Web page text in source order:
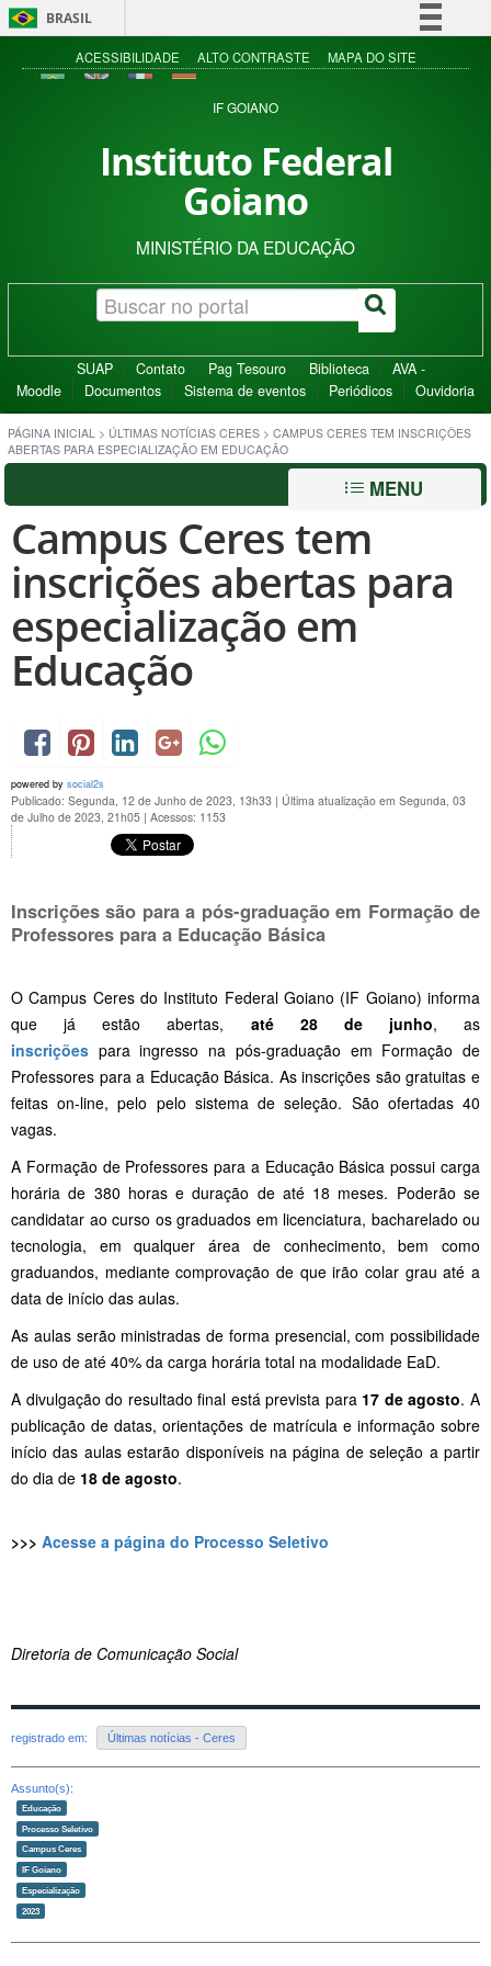
BRASIL
Simplifique!
Acesso à informação
ACESSIBILIDADE ALTO CONTRASTE MAPA DO SITE
IF GOIANO
Instituto Federal
Goiano
MINISTÉRIO DA EDUCAÇÃO
SUAP Contato Pag Tesouro Biblioteca
AVA -
Moodle
Documentos Sistema de eventos Periódicos Ouvidoria
PÁGINA INICIAL > ÚLTIMAS NOTÍCIAS CERES > CAMPUS CERES TEM INSCRIÇÕES
ABERTAS PARA ESPECIALIZAÇÃO EM EDUCAÇÃO
MENU
Campus Ceres tem
inscrições abertas para
especialização em
Educação
powered by social2s
Publicado: Segunda, 12 de Junho de 2023, 13h33 | Última atualização em Segunda, 03
de Julho de 2023, 21h05 | Acessos: 1153
Inscrições são para a pós-graduação em Formação de
Professores para a Educação Básica
O Campus Ceres do Instituto Federal Goiano (IF Goiano) informa
que já estão abertas, até 28 de junho, as
inscrições para ingresso na pós-graduação em Formação de
Professores para a Educação Básica. As inscrições são gratuitas e
feitas on-line, pelo pelo sistema de seleção. São ofertadas 40
vagas.
A Formação de Professores para a Educação Básica possui carga
horária de 380 horas e duração de até 18 meses. Poderão se
candidatar ao curso os graduados em licenciatura, bacharelado ou
tecnologia, em qualquer área de conhecimento, bem como
graduandos, mediante comprovação de que irão colar grau até a
data de início das aulas.
As aulas serão ministradas de forma presencial, com possibilidade
de uso de até 40% da carga horária total na modalidade EaD.
A divulgação do resultado final está prevista para 17 de agosto. A
publicação de datas, orientações de matrícula e informação sobre
início das aulas estarão disponíveis na página de seleção a partir
do dia de 18 de agosto.
>>> Acesse a página do Processo Seletivo
Diretoria de Comunicação Social
registrado em: Últimas notícias - Ceres
Assunto(s):
Educação
Processo Seletivo
Campus Ceres
IF Goiano
Especialização
2023